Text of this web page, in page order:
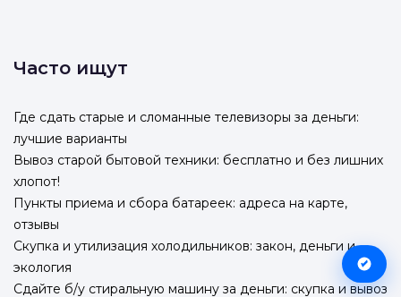
Часто ищут
Где сдать старые и сломанные телевизоры за деньги:
лучшие варианты
Вывоз старой бытовой техники: бесплатно и без лишних
хлопот!
Пункты приема и сбора батареек: адреса на карте,
отзывы
Скупка и утилизация холодильников: закон, деньги и
экология
Сдайте б/у стиральную машину за деньги: скупка и вывоз